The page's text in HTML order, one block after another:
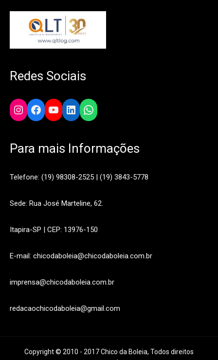
Redes Sociais
Instagram
Facebook
YouTube
LinkedIn
WhatsApp
Para mais Informações
Telefone: (19) 98308-2525 | (19) 3843-5778
Sede: Rua José Marteline, 62.
Itapira-SP | CEP: 13976-150
E-mail: chicodaboleia@chicodaboleia.com.br
imprensa@chicodaboleia.com.br
redacaochicodaboleia@gmail.com
Copyright © 2010 - 2017 Chico da Boleia, Todos direitos